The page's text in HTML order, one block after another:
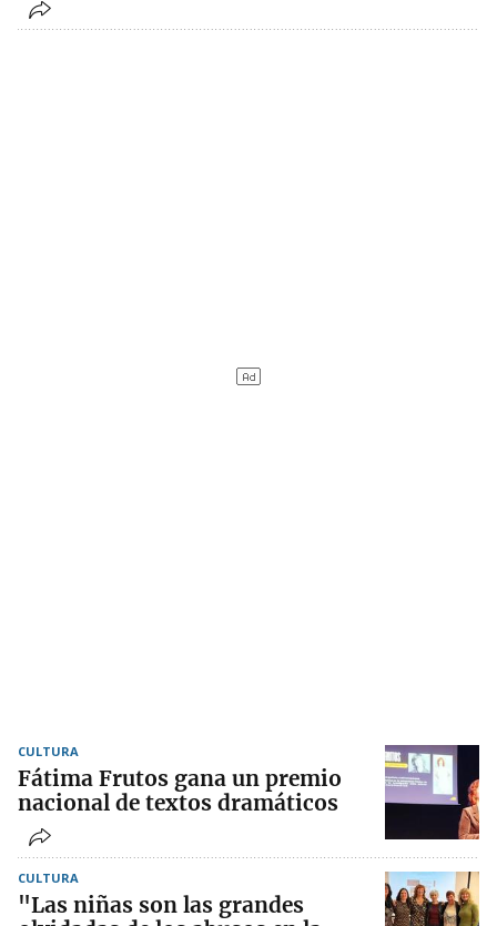
CULTURA
Fátima Frutos gana un premio
nacional de textos dramáticos
CULTURA
"Las niñas son las grandes